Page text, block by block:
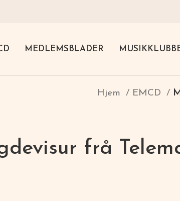
MEDLEMSBLADER
Hjem EMCD
frå